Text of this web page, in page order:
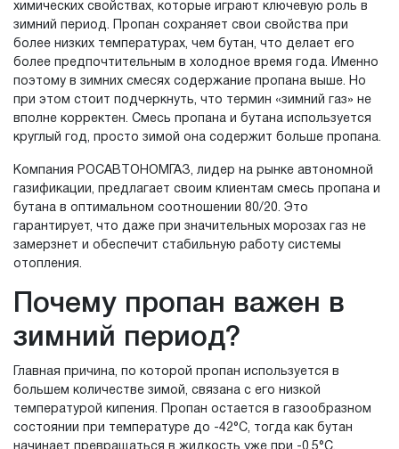
химических свойствах, которые играют ключевую роль в
зимний период. Пропан сохраняет свои свойства при
более низких температурах, чем бутан, что делает его
более предпочтительным в холодное время года. Именно
поэтому в зимних смесях содержание пропана выше. Но
при этом стоит подчеркнуть, что термин «зимний газ» не
вполне корректен. Смесь пропана и бутана используется
круглый год, просто зимой она содержит больше пропана.
Компания РОСАВТОНОМГАЗ, лидер на рынке автономной
газификации, предлагает своим клиентам смесь пропана и
бутана в оптимальном соотношении 80/20. Это
гарантирует, что даже при значительных морозах газ не
замерзнет и обеспечит стабильную работу системы
отопления.
Почему пропан важен в
зимний период?
Главная причина, по которой пропан используется в
большем количестве зимой, связана с его низкой
температурой кипения. Пропан остается в газообразном
состоянии при температуре до -42°C, тогда как бутан